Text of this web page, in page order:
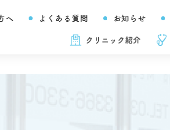
へ よくある質問 お知らせ
クリニック紹介